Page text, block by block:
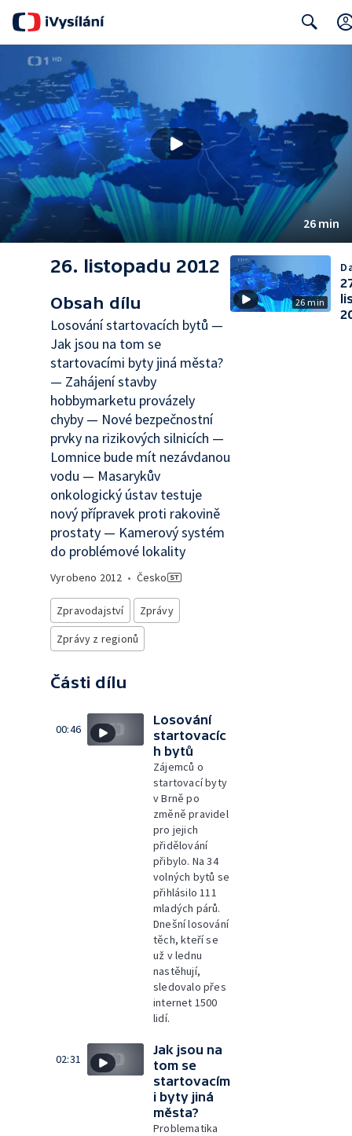
26 min
26. listopadu 2012
Obsah dílu
Losování startovacích bytů —
Jak jsou na tom se
startovacími byty jiná města?
— Zahájení stavby
hobbymarketu provázely
chyby — Nové bezpečnostní
prvky na rizikových silnicích —
Lomnice bude mít nezávdanou
vodu — Masarykův
onkologický ústav testuje
nový přípravek proti rakovině
prostaty — Kamerový systém
do problémové lokality
Vyrobeno 2012 • Česko
Zpravodajství
Zprávy
Zprávy z regionů
Části dílu
00:46
Losování
startovacíc
h bytů
Zájemců o
startovací byty
v Brně po
změně pravidel
pro jejich
přidělování
přibylo. Na 34
volných bytů se
přihlásilo 111
mladých párů.
Dnešní losování
těch, kteří se
už v lednu
nastěhují,
sledovalo přes
internet 1500
lidí.
02:31
Jak jsou na
tom se
startovacím
i byty jiná
města?
Problematika
26 min